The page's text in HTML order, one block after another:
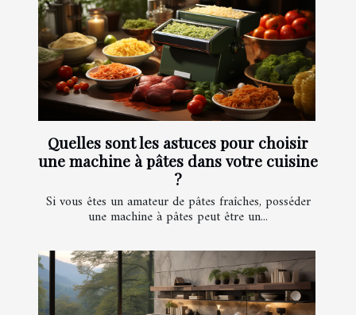
Quelles sont les astuces pour choisir
une machine à pâtes dans votre cuisine
?
Si vous êtes un amateur de pâtes fraîches, posséder
une machine à pâtes peut être un...